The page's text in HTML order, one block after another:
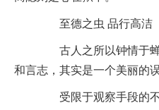
至德之虫 品行高洁
古人之所以钟情于蝉
和言志，其实是一个美丽的误
受限于观察手段的不